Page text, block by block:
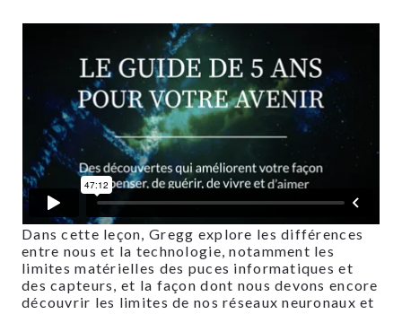
Dans cette leçon, Gregg explore les différences
entre nous et la technologie, notamment les
limites matérielles des puces informatiques et
des capteurs, et la façon dont nous devons encore
découvrir les limites de nos réseaux neuronaux et